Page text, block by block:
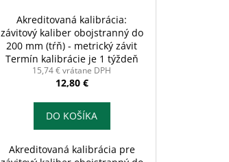
Akreditovaná kalibrácia:
závitový kaliber obojstranný do
200 mm (tŕň) - metrický závit
Termín kalibrácie je 1 týždeň
15,74 € vrátane DPH
12,80 €
DO KOŠÍKA
Akreditovaná kalibrácia pre